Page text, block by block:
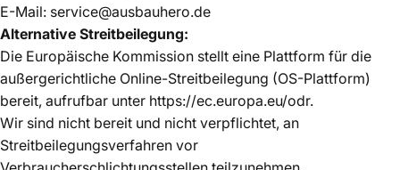
E-Mail: service@ausbauhero.de
Alternative Streitbeilegung:
Die Europäische Kommission stellt eine Plattform für die
außergerichtliche Online-Streitbeilegung (OS-Plattform)
bereit, aufrufbar unter https://ec.europa.eu/odr.
Wir sind nicht bereit und nicht verpflichtet, an
Streitbeilegungsverfahren vor